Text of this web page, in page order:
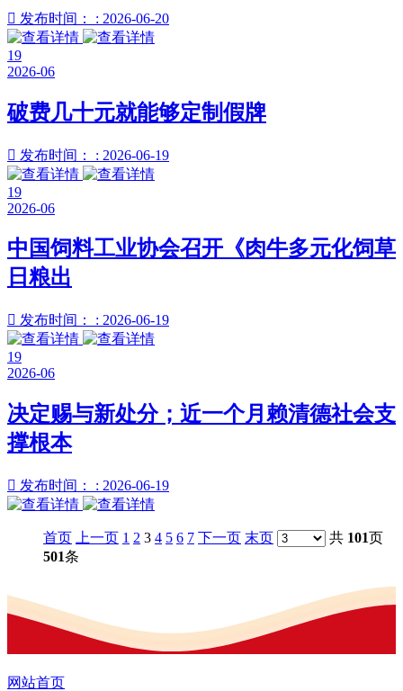
 发布时间： : 2026-06-20
19
2026-06
破费几十元就能够定制假牌
 发布时间： : 2026-06-19
19
2026-06
中国饲料工业协会召开《肉牛多元化饲草
日粮出
 发布时间： : 2026-06-19
19
2026-06
决定赐与新处分；近一个月赖清德社会支
撑根本
 发布时间： : 2026-06-19
首页 上一页 1 2 3 4 5 6 7 下一页 末页 共 101页
501条
网站首页